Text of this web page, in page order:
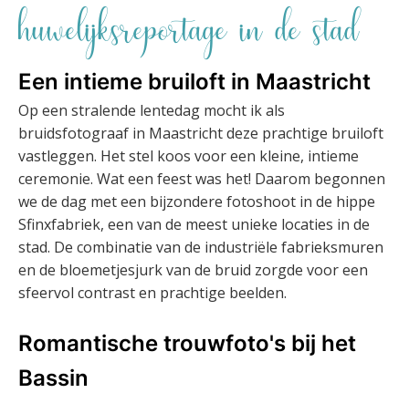
huwelijksreportage in de stad
Een intieme bruiloft in Maastricht
Op een stralende lentedag mocht ik als
bruidsfotograaf in Maastricht deze prachtige bruiloft
vastleggen. Het stel koos voor een kleine, intieme
ceremonie. Wat een feest was het! Daarom begonnen
we de dag met een bijzondere fotoshoot in de hippe
Sfinxfabriek, een van de meest unieke locaties in de
stad. De combinatie van de industriële fabrieksmuren
en de bloemetjesjurk van de bruid zorgde voor een
sfeervol contrast en prachtige beelden.
Romantische trouwfoto's bij het
Bassin